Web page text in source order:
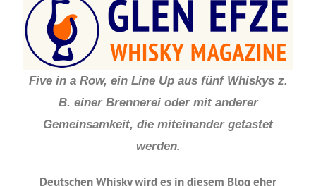
Five in a Row, ein Line Up aus fünf Whiskys z.
B. einer Brennerei oder mit anderer
Gemeinsamkeit, die miteinander getastet
werden.
Deutschen Whisky wird es in diesem Blog eher